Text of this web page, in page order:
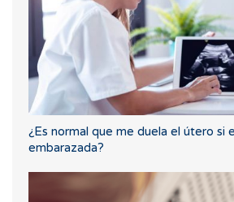
¿Es normal que me duela el útero si
embarazada?